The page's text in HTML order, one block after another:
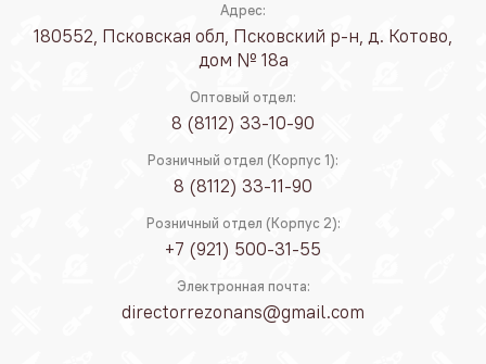
Адрес:
180552, Псковская обл, Псковский р-н, д. Котово,
дом № 18а
Оптовый отдел:
8 (8112) 33-10-90
Розничный отдел (Корпус 1):
8 (8112) 33-11-90
Розничный отдел (Корпус 2):
+7 (921) 500-31-55
Электронная почта:
directorrezonans@gmail.com